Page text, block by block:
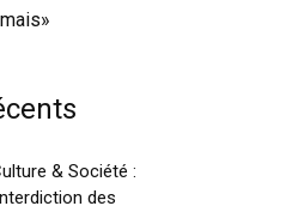
& Société :
des